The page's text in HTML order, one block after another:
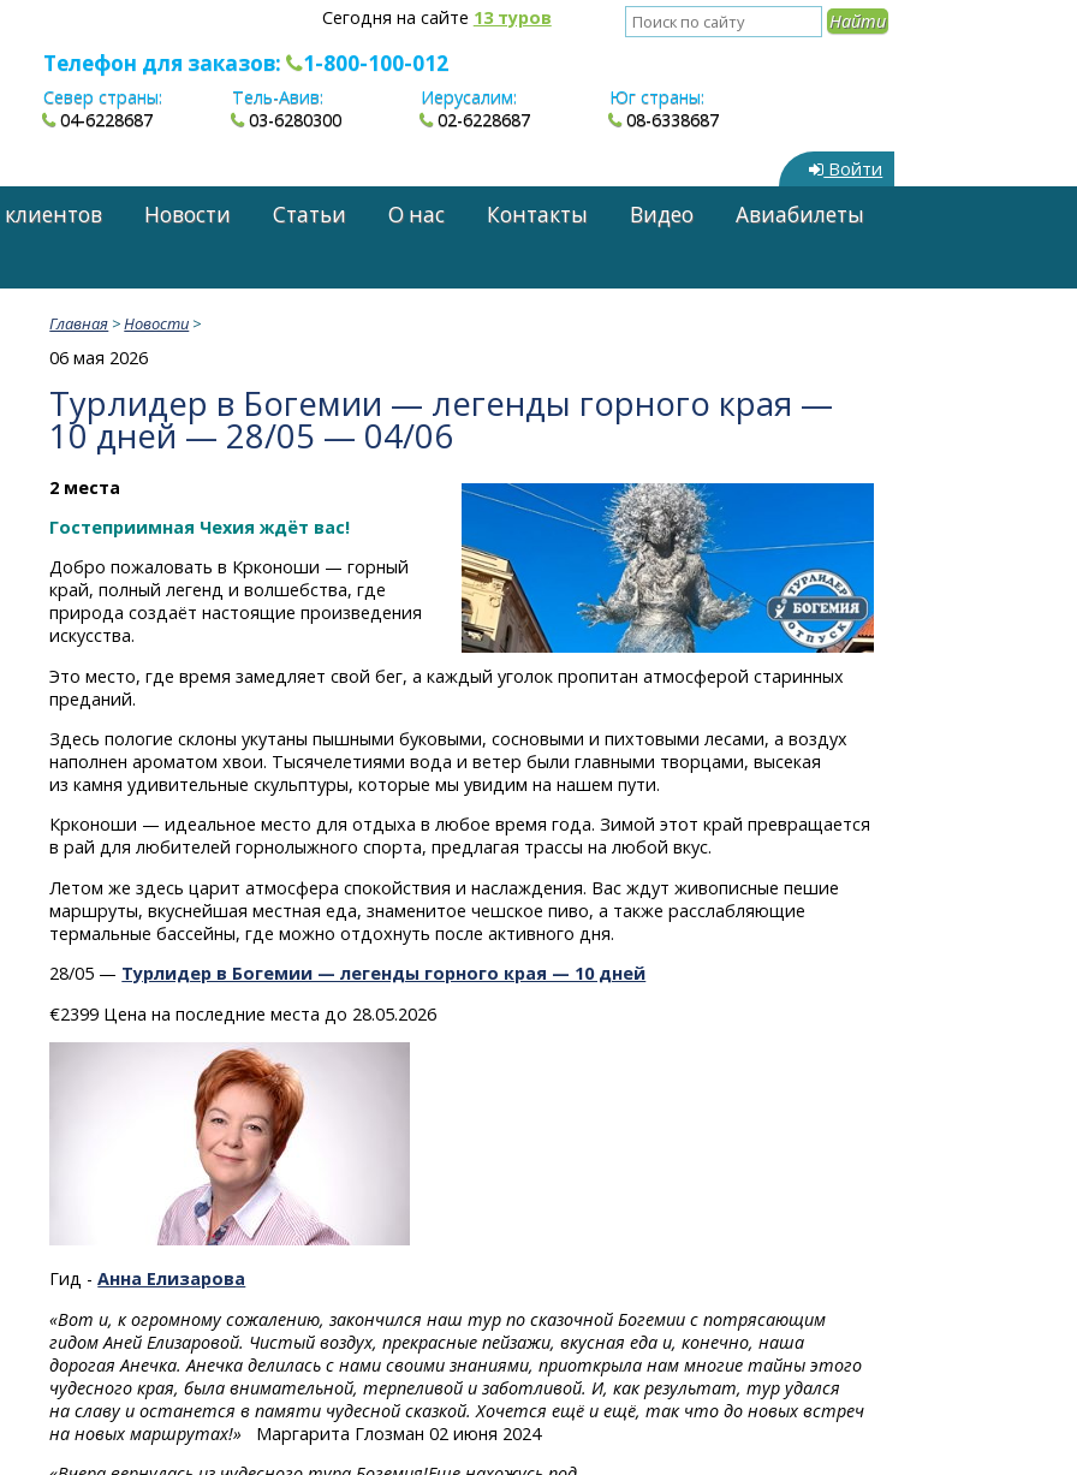
Сегодня на сайте 13 туров
Телефон для заказов: 1-800-100-012
Север страны:
04-6228687
Тель-Авив:
03-6280300
Иерусалим:
02-6228687
Юг страны:
08-6338687
Войти
Новости Статьи О нас Контакты Видео
Авиабилеты
Главная >Новости >
06 мая 2026
Турлидер в Богемии — легенды горного края —
10 дней — 28/05 — 04/06
2 места
Гостеприимная Чехия ждёт вас!
Добро пожаловать в Крконоши — горный
край, полный легенд и волшебства, где
природа создаёт настоящие произведения
искусства.
Это место, где время замедляет свой бег, а каждый уголок пропитан атмосферой старинных
преданий.
Здесь пологие склоны укутаны пышными буковыми, сосновыми и пихтовыми лесами, а воздух
наполнен ароматом хвои. Тысячелетиями вода и ветер были главными творцами, высекая
из камня удивительные скульптуры, которые мы увидим на нашем пути.
Крконоши — идеальное место для отдыха в любое время года. Зимой этот край превращается
в рай для любителей горнолыжного спорта, предлагая трассы на любой вкус.
Летом же здесь царит атмосфера спокойствия и наслаждения. Вас ждут живописные пешие
маршруты, вкуснейшая местная еда, знаменитое чешское пиво, а также расслабляющие
термальные бассейны, где можно отдохнуть после активного дня.
28/05 — Турлидер в Богемии — легенды горного края — 10 дней
€2399 Цена на последние места до 28.05.2026
Гид -Анна Елизарова
«Вот и, к огромному сожалению, закончился наш тур по сказочной Богемии с потрясающим
гидом Аней Елизаровой. Чистый воздух, прекрасные пейзажи, вкусная еда и, конечно, наша
дорогая Анечка. Анечка делилась с нами своими знаниями, приоткрыла нам многие тайны этого
чудесного края, была внимательной, терпеливой и заботливой. И, как результат, тур удался
на славу и останется в памяти чудесной сказкой. Хочется ещё и ещё, так что до новых встреч
на новых маршрутах!»
Маргарита Глозман 02 июня 2024